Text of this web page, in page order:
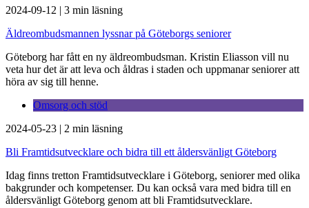
2024-09-12 | 3 min läsning
Äldreombudsmannen lyssnar på Göteborgs seniorer
Göteborg har fått en ny äldreombudsman. Kristin Eliasson vill nu
veta hur det är att leva och åldras i staden och uppmanar seniorer att
höra av sig till henne.
Omsorg och stöd
2024-05-23 | 2 min läsning
Bli Framtidsutvecklare och bidra till ett åldersvänligt Göteborg
Idag finns tretton Framtidsutvecklare i Göteborg, seniorer med olika
bakgrunder och kompetenser. Du kan också vara med bidra till en
åldersvänligt Göteborg genom att bli Framtidsutvecklare.